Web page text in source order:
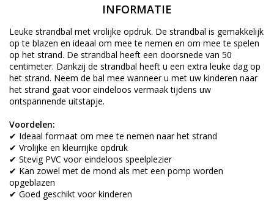
INFORMATIE
Leuke strandbal met vrolijke opdruk. De strandbal is gemakkelijk
op te blazen en ideaal om mee te nemen en om mee te spelen
op het strand. De strandbal heeft een doorsnede van 50
centimeter. Dankzij de strandbal heeft u een extra leuke dag op
het strand. Neem de bal mee wanneer u met uw kinderen naar
het strand gaat voor eindeloos vermaak tijdens uw
ontspannende uitstapje.
Voordelen:
✔ Ideaal formaat om mee te nemen naar het strand
✔ Vrolijke en kleurrijke opdruk
✔ Stevig PVC voor eindeloos speelplezier
✔ Kan zowel met de mond als met een pomp worden
opgeblazen
✔ Goed geschikt voor kinderen